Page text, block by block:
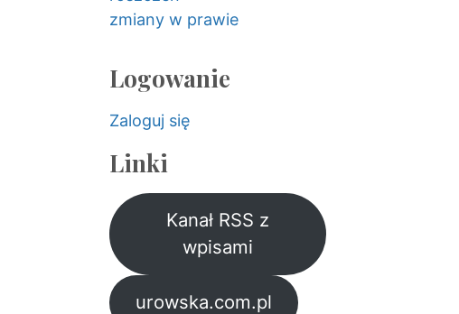
zmiany w prawie
Logowanie
Zaloguj się
Linki
Kanał RSS z
wpisami
urowska.com.pl